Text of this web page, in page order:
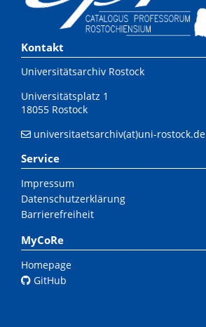
Kontakt
Universitätsarchiv Rostock
Universitätsplatz 1
18055 Rostock
universitaetsarchiv(at)uni-rostock.de
Service
Impressum
Datenschutzerklärung
Barrierefreiheit
MyCoRe
Homepage
GitHub